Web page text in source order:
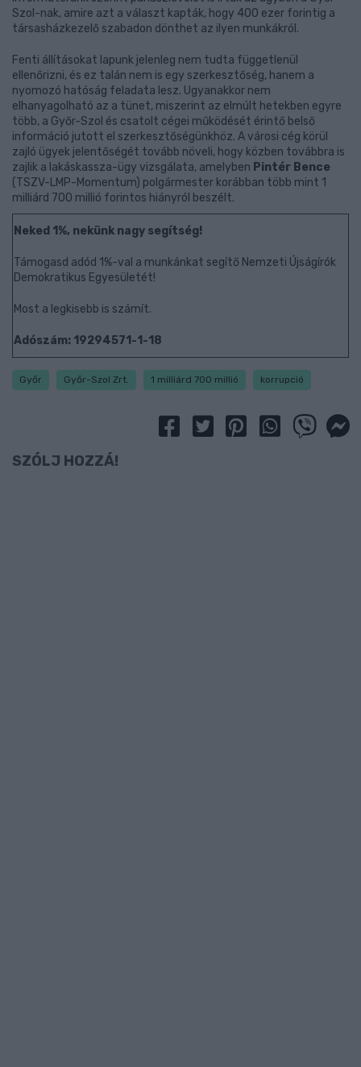
Szol-nak, amire azt a választ kapták, hogy 400 ezer forintig a
társasházkezelő szabadon dönthet az ilyen munkákról.
Fenti állításokat lapunk jelenleg nem tudta függetlenül
ellenőrizni, és ez talán nem is egy szerkesztőség, hanem a
nyomozó hatóság feladata lesz. Ugyanakkor nem
elhanyagolható az a tünet, miszerint az elmúlt hetekben egyre
több, a Győr-Szol és csatolt cégei működését érintő belső
információ jutott el szerkesztőségünkhöz. A városi cég körül
zajló ügyek jelentőségét tovább növeli, hogy közben továbbra is
zajlik a lakáskassza-ügy vizsgálata, amelyben Pintér Bence
(TSZV-LMP-Momentum) polgármester korábban több mint 1
milliárd 700 millió forintos hiányról beszélt.
Neked 1%, nekünk nagy segítség!
Támogasd adód 1%-val a munkánkat segítő Nemzeti Újságírók
Demokratikus Egyesületét!
Most a legkisebb is számít.
Adószám: 19294571-1-18
Győr Győr-Szol Zrt. 1 milliárd 700 millió korrupció
SZÓLJ HOZZÁ!